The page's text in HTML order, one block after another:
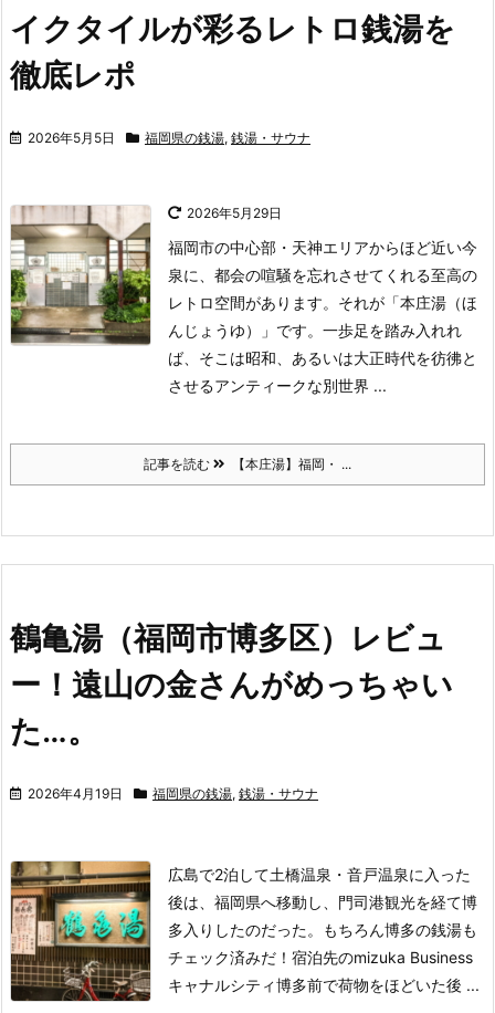
イクタイルが彩るレトロ銭湯を
徹底レポ
2026年5月5日 福岡県の銭湯, 銭湯・サウナ
2026年5月29日
福岡市の中心部・天神エリアからほど近い今
泉に、都会の喧騒を忘れさせてくれる至高の
レトロ空間があります。それが「本庄湯（ほ
んじょうゆ）」です。 一歩足を踏み入れれ
ば、そこは昭和、あるいは大正時代を彷彿と
させるアンティークな別世界 ...
記事を読む 【本庄湯】福岡・ ...
鶴亀湯（福岡市博多区）レビュ
ー！遠山の金さんがめっちゃい
た…。
2026年4月19日 福岡県の銭湯, 銭湯・サウナ
広島で2泊して土橋温泉・音戸温泉に入った
後は、福岡県へ移動し、門司港観光を経て博
多入りしたのだった。
もちろん博多の銭湯も
チェック済みだ！ 宿泊先のmizuka Business
キャナルシティ博多前で荷物をほどいた後 ...